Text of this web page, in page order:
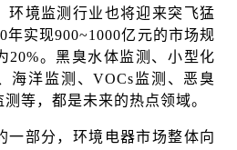
环境监测行业也将迎来突飞猛
年实现900~1000亿元的市场规
20%。黑臭水体监测、小型化
海洋监测、VOCs监测、恶臭
等，都是未来的热点领域。
一部分，环境电器市场整体向